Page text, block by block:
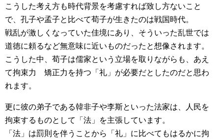
こうした考え方も時代背景を考慮すれば致し方ないこと
で、孔子や孟子と比べて荀子が生きたのは戦国時代。
戦乱が激しくなっていた佳境にあり、そういった乱世では
道徳に頼るなど無意味に近いものだったと想像されます。
こうした中、荀子は儒家という立場を取りながらも、あえ
て拘束力 矯正力を持つ「礼」が必要だとしたのだと思わ
れます。
更に彼の弟子である韓非子や李斯といった法家は、人民を
拘束するものとして「法」を主張しています。
「法」は罰則を伴うことから「礼」に比べてもはるかに拘